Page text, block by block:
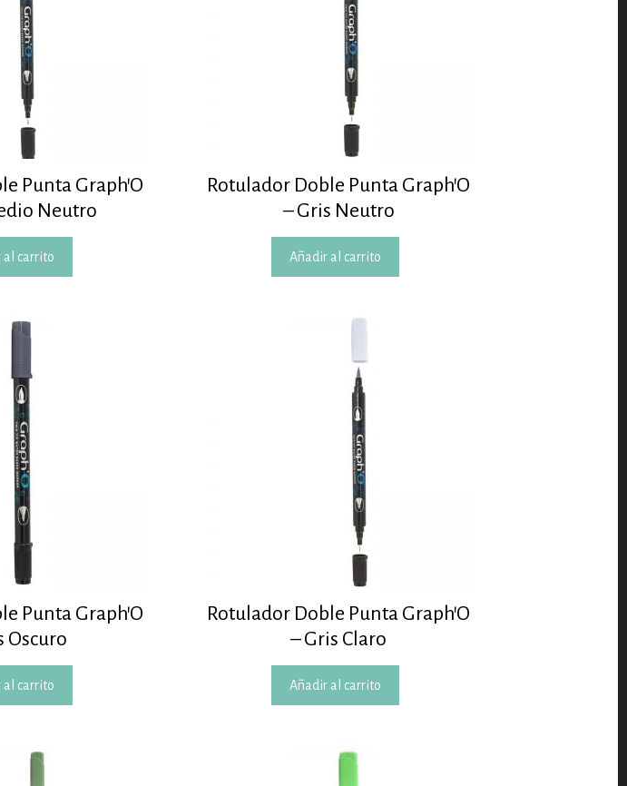
Punta Graph’O
Neutro
al carrito
Rotulador Doble Punta Graph’O
– Gris Neutro
Añadir al carrito
Punta Graph’O
Oscuro
al carrito
Rotulador Doble Punta Graph’O
– Gris Claro
Añadir al carrito